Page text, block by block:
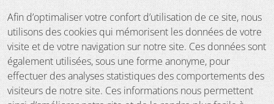
Afin d’optimaliser votre confort d’utilisation de ce site, nous
utilisons des cookies qui mémorisent les données de votre
visite et de votre navigation sur notre site. Ces données sont
également utilisées, sous une forme anonyme, pour
effectuer des analyses statistiques des comportements des
visiteurs de notre site. Ces informations nous permettent